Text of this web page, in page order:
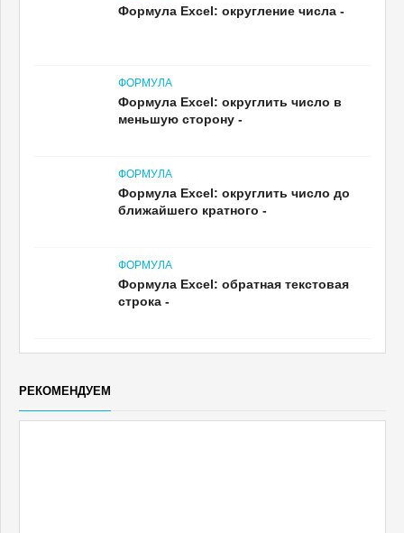
Формула Excel: округление числа -
ФОРМУЛА
Формула Excel: округлить число в
меньшую сторону -
ФОРМУЛА
Формула Excel: округлить число до
ближайшего кратного -
ФОРМУЛА
Формула Excel: обратная текстовая
строка -
РЕКОМЕНДУЕМ